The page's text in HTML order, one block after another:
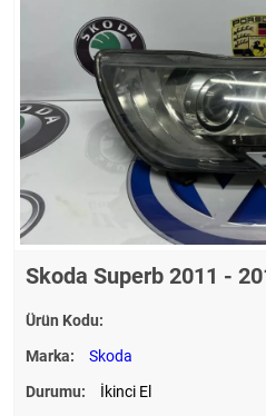
Skoda Superb 2011 -
Ürün Kodu:
Marka:
Skoda
Durumu:
İkinci El